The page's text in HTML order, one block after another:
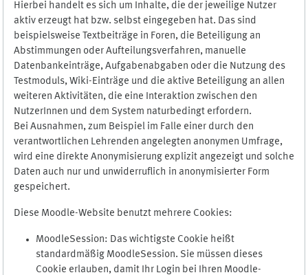
Hierbei handelt es sich um Inhalte, die der jeweilige Nutzer
aktiv erzeugt hat bzw. selbst eingegeben hat. Das sind
beispielsweise Textbeiträge in Foren, die Beteiligung an
Abstimmungen oder Aufteilungsverfahren, manuelle
Datenbankeinträge, Aufgabenabgaben oder die Nutzung des
Testmoduls, Wiki-Einträge und die aktive Beteiligung an allen
weiteren Aktivitäten, die eine Interaktion zwischen den
NutzerInnen und dem System naturbedingt erfordern.
Bei Ausnahmen, zum Beispiel im Falle einer durch den
verantwortlichen Lehrenden angelegten anonymen Umfrage,
wird eine direkte Anonymisierung explizit angezeigt und solche
Daten auch nur und unwiderruflich in anonymisierter Form
gespeichert.
Diese Moodle-Website benutzt mehrere Cookies:
MoodleSession: Das wichtigste Cookie heißt
standardmäßig MoodleSession. Sie müssen dieses
Cookie erlauben, damit Ihr Login bei Ihren Moodle-